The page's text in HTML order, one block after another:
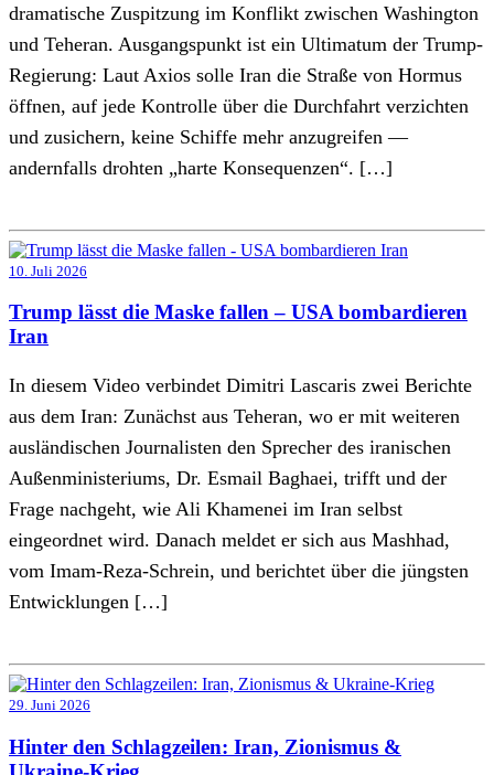
dramatische Zuspitzung im Konflikt zwischen Washington
und Teheran. Ausgangspunkt ist ein Ultimatum der Trump-
Regierung: Laut Axios solle Iran die Straße von Hormus
öffnen, auf jede Kontrolle über die Durchfahrt verzichten
und zusichern, keine Schiffe mehr anzugreifen —
andernfalls drohten „harte Konsequenzen“. […]
10. Juli 2026
Trump lässt die Maske fallen – USA bombardieren
Iran
In diesem Video verbindet Dimitri Lascaris zwei Berichte
aus dem Iran: Zunächst aus Teheran, wo er mit weiteren
ausländischen Journalisten den Sprecher des iranischen
Außenministeriums, Dr. Esmail Baghaei, trifft und der
Frage nachgeht, wie Ali Khamenei im Iran selbst
eingeordnet wird. Danach meldet er sich aus Mashhad,
vom Imam-Reza-Schrein, und berichtet über die jüngsten
Entwicklungen […]
29. Juni 2026
Hinter den Schlagzeilen: Iran, Zionismus &